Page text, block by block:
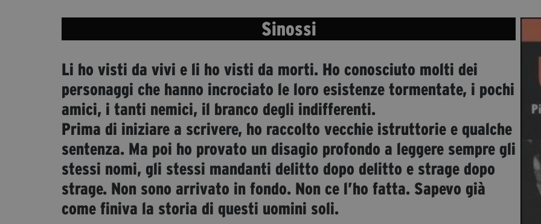
Sinossi
Li ho visti da vivi e li ho visti da morti. Ho conosciuto molti dei
personaggi che hanno incrociato le loro esistenze tormentate, i pochi
amici, i tanti nemici, il branco degli indifferenti.
Prima di iniziare a scrivere, ho raccolto vecchie istruttorie e qualche
sentenza. Ma poi ho provato un disagio profondo a leggere sempre gli
stessi nomi, gli stessi mandanti delitto dopo delitto e strage dopo
strage. Non sono arrivato in fondo. Non ce l’ho fatta. Sapevo già
come finiva la storia di questi uomini soli.